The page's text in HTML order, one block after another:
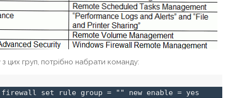
цих груп, потрібно набрати команду:
set rule group = "" new enable = yes